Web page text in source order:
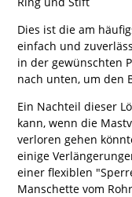
Dies ist die am
einfach und
in der gewünschten
nach unten, um den
Ein Nachteil dieser
kann, wenn die
verloren gehen
einige
einer flexiblen
Manschette vom